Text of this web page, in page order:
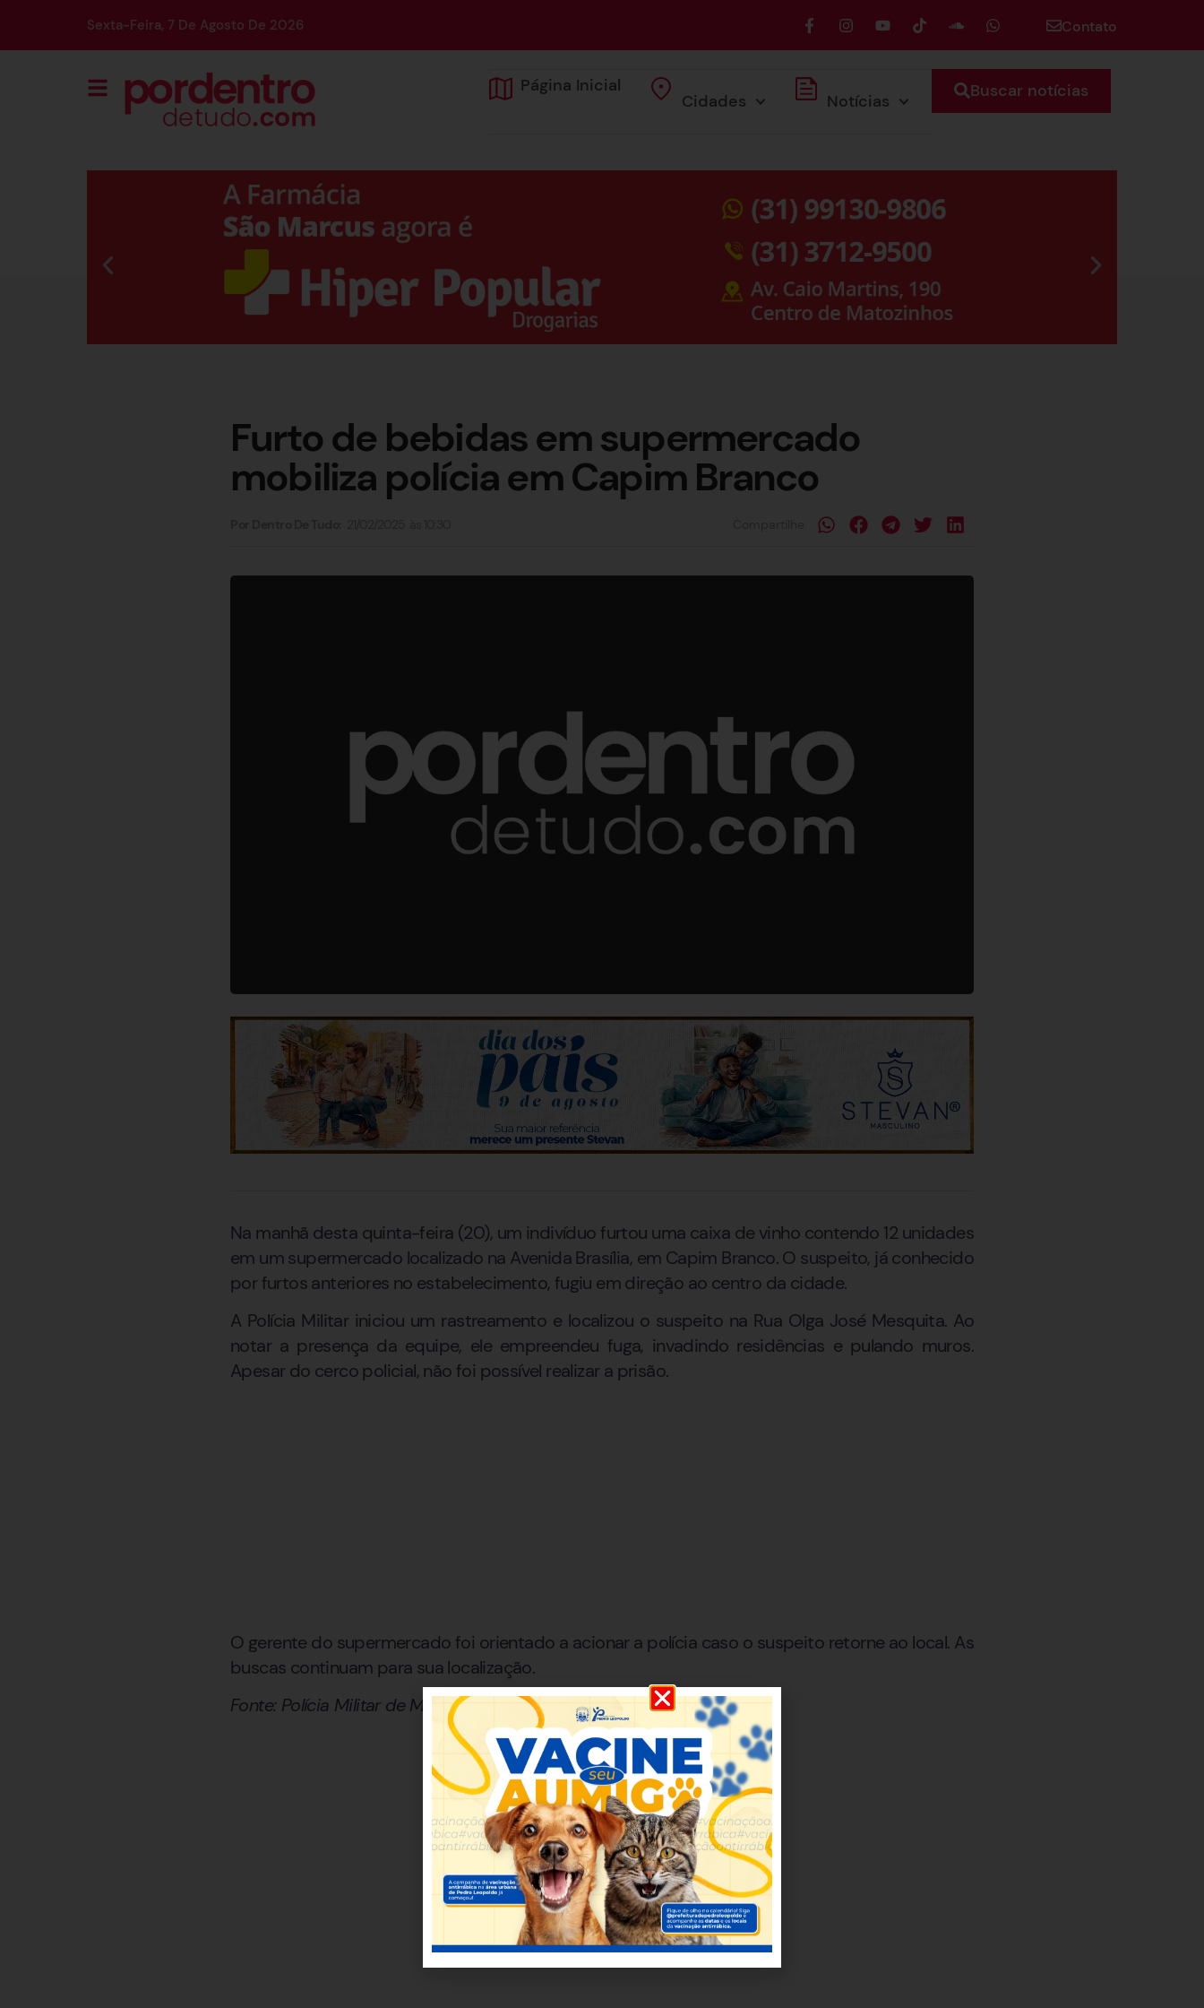
Sexta-Feira, 7 De Agosto De 2026 Contato
Página Inicial
Cidades Notícias Buscar notícias
Furto de bebidas em supermercado
mobiliza polícia em Capim Branco
Na manhã desta quinta-feira (20), um indivíduo furtou uma caixa de vinho contendo 12 unidades
em um supermercado localizado na Avenida Brasília, em Capim Branco. O suspeito, já conhecido
por furtos anteriores no estabelecimento, fugiu em direção ao centro da cidade.
A Polícia Militar iniciou um rastreamento e localizou o suspeito na Rua Olga José Mesquita. Ao
notar a presença da equipe, ele empreendeu fuga, invadindo residências e pulando muros.
Apesar do cerco policial, não foi possível realizar a prisão.
O gerente do supermercado foi orientado a acionar a polícia caso o suspeito retorne ao local. As
buscas continuam para sua localização.
Fonte: Polícia Militar de Minas Gerais